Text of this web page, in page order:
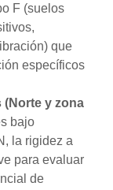
F (suelos
que
específicos
(Norte y zona
bajo
la rigidez a
para evaluar
de